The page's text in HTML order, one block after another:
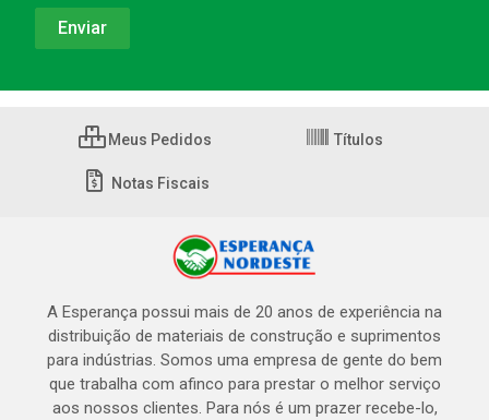
Meus Pedidos Títulos
Notas Fiscais
A Esperança possui mais de 20 anos de experiência na
distribuição de materiais de construção e suprimentos
para indústrias. Somos uma empresa de gente do bem
que trabalha com afinco para prestar o melhor serviço
aos nossos clientes. Para nós é um prazer recebe-lo,